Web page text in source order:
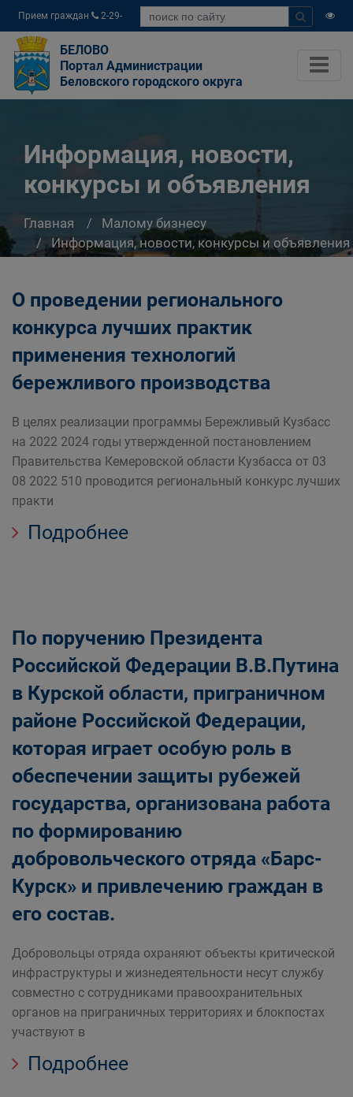
Прием граждан
2-29-
04
БЕЛОВО
Портал Администрации
Беловского городского округа
Информация, новости,
конкурсы и объявления
Главная
Малому бизнесу
Информация, новости, конкурсы и объявления
О проведении регионального
конкурса лучших практик
применения технологий
бережливого производства
В целях реализации программы Бережливый Кузбасс
на 2022 2024 годы утвержденной постановлением
Правительства Кемеровской области Кузбасса от 03
08 2022 510 проводится региональный конкурс лучших
практи
Подробнее
По поручению Президента
Российской Федерации В.В.Путина
в Курской области, приграничном
районе Российской Федерации,
которая играет особую роль в
обеспечении защиты рубежей
государства, организована работа
по формированию
добровольческого отряда «Барс-
Курск» и привлечению граждан в
его состав.
Добровольцы отряда охраняют объекты критической
инфраструктуры и жизнедеятельности несут службу
совместно с сотрудниками правоохранительных
органов на приграничных территориях и блокпостах
участвуют в
Подробнее